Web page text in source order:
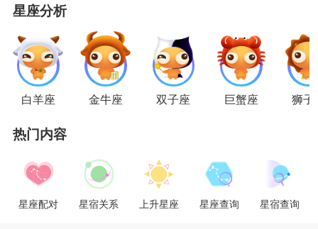
结婚，而他们的婚姻很可能和经济利益相关。
天蝎女VS白羊男
白羊男和天蝎女的共同特征是，对自己的人生
婚的目标，就会果断分手，各自找下一个。白羊男
有了另一半后，会认真去拼事业，天蝎女则会支持
白羊男，她本身也很有主张。这个组合如果认真的
星座分析
白羊座 金牛座 双子座 巨蟹座 狮子
热门内容
星座配对 星宿关系 上升星座 星座查询 星宿查询